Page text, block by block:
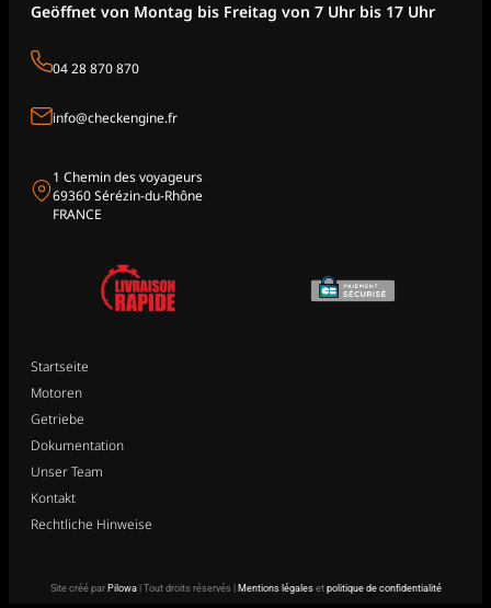
Geöffnet von Montag bis Freitag von 7 Uhr bis 17 Uhr
04 28 870 870
info@checkengine.fr
1 Chemin des voyageurs
69360 Sérézin-du-Rhône
FRANCE
Startseite
Motoren
Getriebe
Dokumentation
Unser Team
Kontakt
Rechtliche Hinweise
Site créé par Pilowa| Tout droits réservés | Mentions légaleset politique de confidentialité